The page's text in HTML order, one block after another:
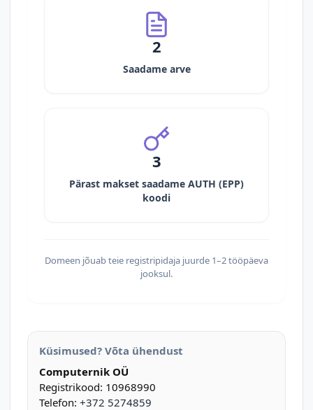
2
Saadame arve
3
Pärast makset saadame AUTH (EPP)
koodi
Domeen jõuab teie registripidaja juurde 1–2 tööpäeva
jooksul.
Küsimused? Võta ühendust
Computernik OÜ
Registrikood: 10968990
Telefon: +372 5274859